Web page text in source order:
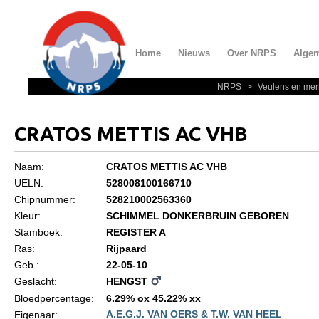
Home Nieuws Over NRPS
Over NRPS
Bestuur NRPS
Informatie
Statuten en reglementen
Algemeen
NRPS > Veulens en
CRATOS METTIS AC VHB
Naam:
CRATOS METTIS AC VHB
UELN:
528008100166710
Chipnummer:
528210002563360
Kleur:
SCHIMMEL DONKERBRUIN GEBOREN
Stamboek:
REGISTER A
Ras:
Rijpaard
Geb.:
22-05-10
Geslacht:
HENGST
Bloedpercentage:
6.29% ox 45.22% xx
Eigenaar:
A.E.G.J. VAN OERS & T.W. VAN HEEL